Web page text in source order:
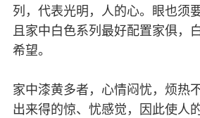
列，代表光明，人的心。眼也须
且家中白色系列最好配置家俱，
希望。
家中漆黄多者，心情闷忧，烦热
出来得的惊、忧感觉，因此使人